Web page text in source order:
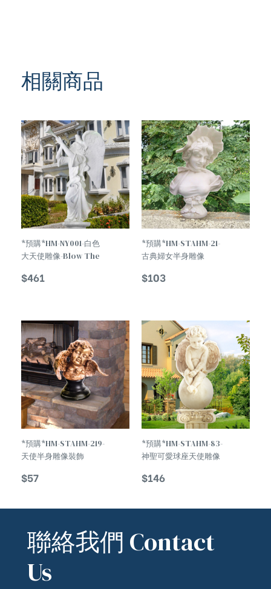
相關商品
*預購*HM-NY001-白色
大天使雕像-Blow The
Statue
$461
*預購*HM-STAHM-21-
古典婦女半身雕像
Body Statue
$103
*預購*HM-STAHM-219-
天使半身雕像裝飾
Statue Decoration
$57
*預購*HM-STAHM-83-
神聖可愛球座天使雕像
Baby Doll Statue
$146
聯絡我們 Contact
Us